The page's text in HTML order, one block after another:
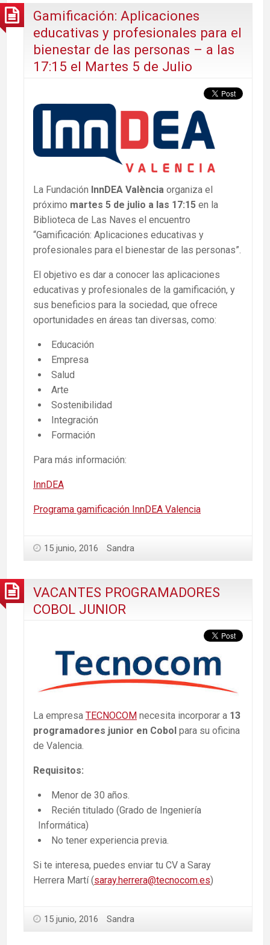
Gamificación: Aplicaciones
educativas y profesionales para el
bienestar de las personas – a las
17:15 el Martes 5 de Julio
La Fundación InnDEA València organiza el
próximo martes 5 de julio a las 17:15 en la
Biblioteca de Las Naves el encuentro
“Gamificación: Aplicaciones educativas y
profesionales para el bienestar de las personas”.
El objetivo es dar a conocer las aplicaciones
educativas y profesionales de la gamificación, y
sus beneficios para la sociedad, que ofrece
oportunidades en áreas tan diversas, como:
Educación
Empresa
Salud
Arte
Sostenibilidad
Integración
Formación
Para más información:
InnDEA
Programa gamificación InnDEA Valencia
15 junio, 2016 Sandra
VACANTES PROGRAMADORES
COBOL JUNIOR
La empresa TECNOCOM necesita incorporar a 13
programadores junior en Cobol para su oficina
de Valencia.
Requisitos:
Menor de 30 años.
Recién titulado (Grado de Ingeniería
Informática)
No tener experiencia previa.
Si te interesa, puedes enviar tu CV a Saray
Herrera Martí (saray.herrera@tecnocom.es)
15 junio, 2016 Sandra